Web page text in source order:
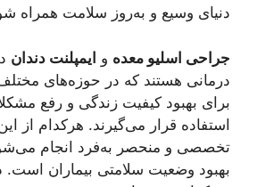
دنیای وسیع و به‌روز سلامت همراه
جراحی اسلیو معده و ایمپلنت دندان
درمانی هستند که در حوزه‌های
برای بهبود کیفیت زندگی و رفع
استفاده قرار می‌گیرند. هرکدام از
تخصصی و منحصر به‌فرد انجام
بهبود وضعیت سلامتی بیماران است.